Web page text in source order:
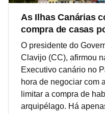
As Ilhas Canárias
compra de casas
O presidente do
Clavijo (CC), afirmou
Executivo canário no
hora de negociar com
limitar a compra de
arquipélago. Há